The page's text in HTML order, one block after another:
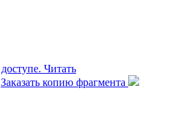
Читать
Заказать копию фрагмента